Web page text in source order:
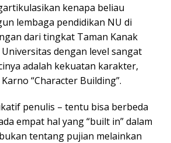
kenapa beliau
lembaga pendidikan NU di
dari tingkat Taman Kanak
dengan level sangat
adalah kekuatan karakter,
“Character Building”.
penulis – tentu bisa berbeda
empat hal yang “built in” dalam
tentang pujian melainkan